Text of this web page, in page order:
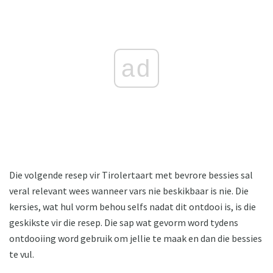
ad
Die volgende resep vir Tirolertaart met bevrore bessies sal
veral relevant wees wanneer vars nie beskikbaar is nie. Die
kersies, wat hul vorm behou selfs nadat dit ontdooi is, is die
geskikste vir die resep. Die sap wat gevorm word tydens
ontdooiing word gebruik om jellie te maak en dan die bessies
te vul.